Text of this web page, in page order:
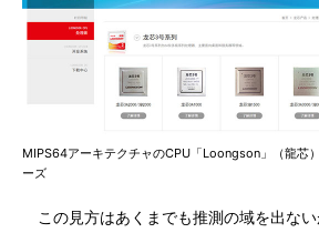
MIPS64アーキテクチャのCPU「Loongson」（龍芯
ーズ
この見方はあくまでも推測の域を出な